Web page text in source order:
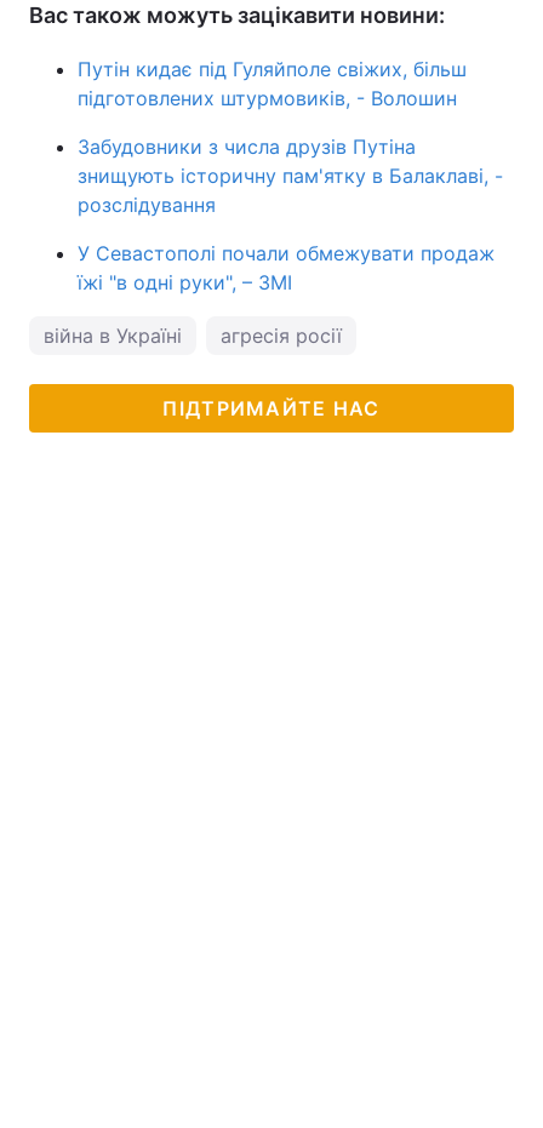
Вас також можуть зацікавити новини:
Путін кидає під Гуляйполе свіжих, більш
підготовлених штурмовиків, - Волошин
Забудовники з числа друзів Путіна
знищують історичну пам'ятку в Балаклаві, -
розслідування
У Севастополі почали обмежувати продаж
їжі "в одні руки", – ЗМІ
війна в Україні агресія росії
ПІДТРИМАЙТЕ НАС